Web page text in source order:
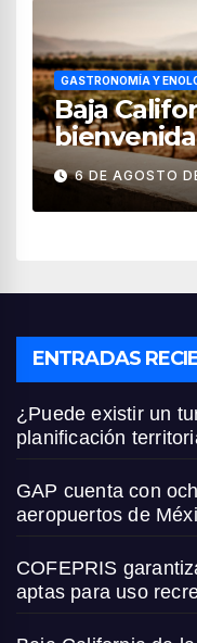
GASTRONOMÍA Y
Baja
vendimia
6 DE AGOSTO
ENTRADAS
¿Puede existir un
planificación
GAP cuenta con
aeropuertos de
COFEPRIS
aptas para uso